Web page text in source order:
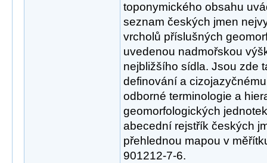
toponymického obsahu
seznam českých jmen
vrcholů příslušných
uvedenou nadmořskou
nejbližšího sídla. Jsou zde
definování a
odborné terminologie a
geomorfologických
abecední rejstřík českých
přehlednou mapou v
901212-7-6.